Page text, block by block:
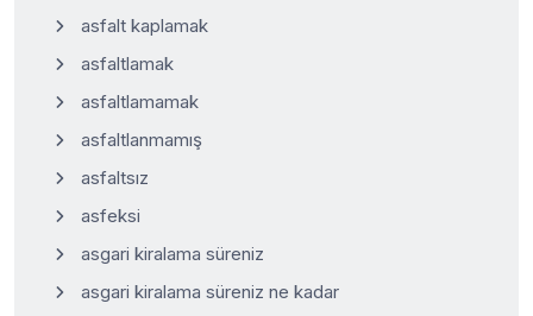
asfalt kaplamak
asfaltlamak
asfaltlamamak
asfaltlanmamış
asfaltsız
asfeksi
asgari kiralama süreniz
asgari kiralama süreniz ne kadar